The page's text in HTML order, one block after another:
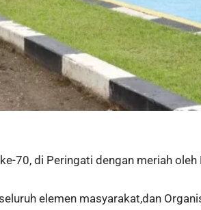
70, di Peringati dengan meriah
elemen masyarakat,dan